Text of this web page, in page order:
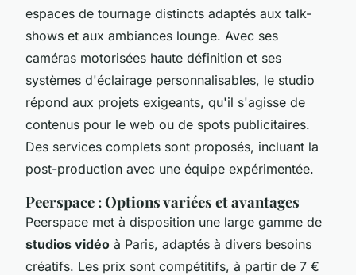
espaces de tournage distincts adaptés aux talk-
shows et aux ambiances lounge. Avec ses
caméras motorisées haute définition et ses
systèmes d'éclairage personnalisables, le studio
répond aux projets exigeants, qu'il s'agisse de
contenus pour le web ou de spots publicitaires.
Des services complets sont proposés, incluant la
post-production avec une équipe expérimentée.
Peerspace : Options variées et avantages
Peerspace met à disposition une large gamme de
studios vidéo à Paris, adaptés à divers besoins
créatifs. Les prix sont compétitifs, à partir de 7 €